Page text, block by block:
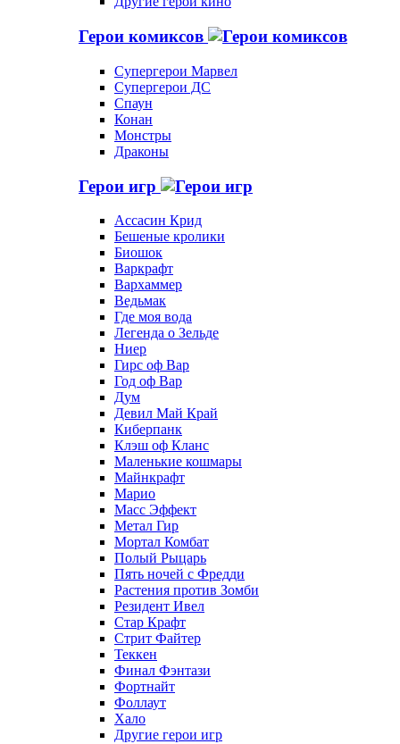
Герои комиксов
Супергерои Марвел
Супергерои ДС
Спаун
Конан
Монстры
Драконы
Герои игр
Ассасин Крид
Бешеные кролики
Биошок
Варкрафт
Вархаммер
Ведьмак
Где моя вода
Легенда о Зельде
Ниер
Гирс оф Вар
Год оф Вар
Дум
Девил Май Край
Киберпанк
Клэш оф Кланс
Маленькие кошмары
Майнкрафт
Марио
Масс Эффект
Метал Гир
Мортал Комбат
Полый Рыцарь
Пять ночей с Фредди
Растения против Зомби
Резидент Ивел
Стар Крафт
Стрит Файтер
Теккен
Финал Фэнтази
Фортнайт
Фоллаут
Хало
Другие герои игр